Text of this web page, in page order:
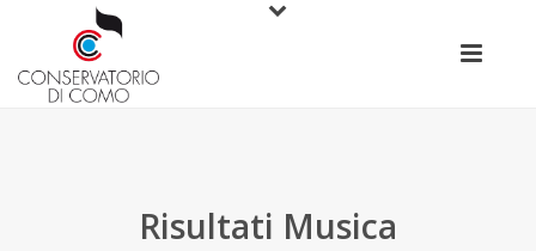
Risultati Musica